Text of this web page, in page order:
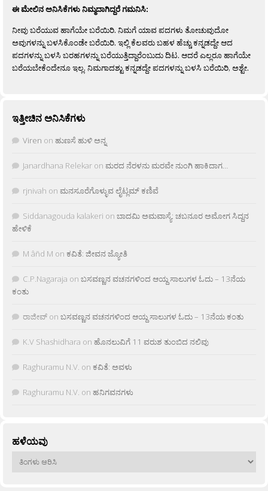
ಈ ಮೇಲಿನ ಅನಿಸಿಕೆಗಳು ನಿಮ್ಮದಾಗಿದ್ದರೆ ಗಮನಿಸಿ:
ನೀವು ಬರೆಯುವ ಹಾಗೆಯೇ ಬರೆಯಿರಿ. ನಿಮಗೆ ಯಾವ ಪದಗಳು ತೋಚುವುದೋ
ಅವುಗಳನ್ನು ಬಳಸಿಕೊಂಡೇ ಬರೆಯಿರಿ. ಇಲ್ಲಿ ಕೆಲವರು ಬಹಳ ಹೆಚ್ಚು ಕನ್ನಡದ್ದೇ ಆದ
ಪದಗಳನ್ನು ಬಳಸಿ ಬರಹಗಳನ್ನು ಬರೆಯುತ್ತಿದ್ದಾರೆಂಬುದು ದಿಟ. ಆದರೆ ಎಲ್ಲರೂ ಹಾಗೆಯೇ
ಬರೆಯಬೇಕೆಂದೇನೂ ಇಲ್ಲ. ನಿಮಗಾದಶ್ಟು ಕನ್ನಡದ್ದೇ ಪದಗಳನ್ನು ಬಳಸಿ ಬರೆಯಿರಿ, ಅಶ್ಟೇ.
ಇತ್ತೀಚಿನ ಅನಿಸಿಕೆಗಳು
Viren on ಹುಣಸೆ ಹುಳಿ ಅನ್ನ
Janardhana Relekar on ಮರದ ನೆರಳನು ಮರವೇ ನುಂಗಿ ಹಾಕಿದಾಗ…
rjnivah on ಮನಸೂರೆಗೊಳ್ಳುವ ಲೈಟ್ಲಮ್ ಕಣಿವೆ
Siddanagouda kalakeri on ಬಾದಮಿ ಅಮವಾಸ್ಯೆ: ಚಬನೂರ ಅಮೋಗ ಸಿದ್ದನ
ಹೇಳಿಕೆ
M âñd M on ಕವಿತೆ: ಜೀವನ ಜ್ಯೋತಿ
C.P.Nagaraja on ಬಸವಣ್ಣನ ವಚನಗಳಿಂದ ಆಯ್ದ ಸಾಲುಗಳ ಓದು – 13ನೆಯ
ಕಂತು
ರಾಜೀವ್ on ಬಸವಣ್ಣನ ವಚನಗಳಿಂದ ಆಯ್ದ ಸಾಲುಗಳ ಓದು – 13ನೆಯ ಕಂತು
K.V Shashidhara on ಹೊನಲುವಿಗೆ 11 ವರುಶ ತುಂಬಿದ ನಲಿವು
Raghuramu N.V. on ಕವಿತೆ: ಅವಳು
Raghuramu N.V. on ಹನಿಗವನಗಳು
ಹಳೆಯವು
ಹಳೆಯವು